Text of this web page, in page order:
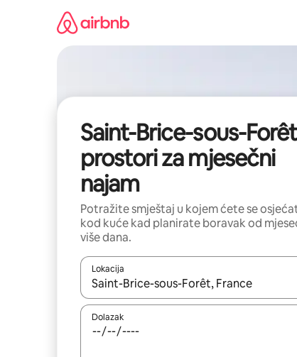
Saint-Brice-sous-
prostori za mjesečni
najam
Potražite smještaj u kojem ćete se
kod kuće kad planirate boravak od
više dana.
Lokacija
Kada budu dostupni rezultati, moći ćete ih
Dolazak